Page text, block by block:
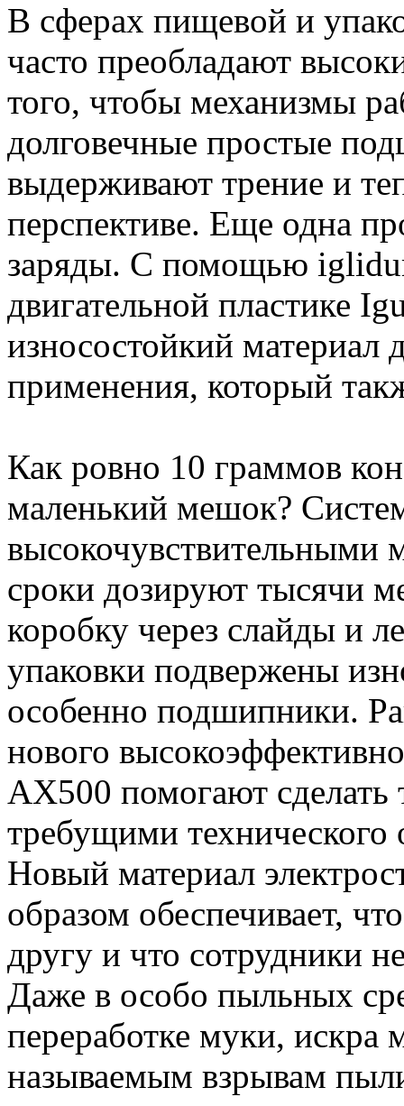
В сферах пищевой и
часто преобладают
того, чтобы механизмы
долговечные простые
выдерживают трение и
перспективе. Еще одна
заряды. С помощью
двигательной пластике
износостойкий материал
применения, который
Как ровно 10 граммов
маленький мешок?
высокочувствительными
сроки дозируют тысячи
коробку через слайды и
упаковки подвержены
особенно подшипники.
нового
AX500 помогают
требущими
Новый материал
образом обеспечивает,
другу и что сотрудники
Даже в особо пыльных
переработке муки, искра
называемым взрывам